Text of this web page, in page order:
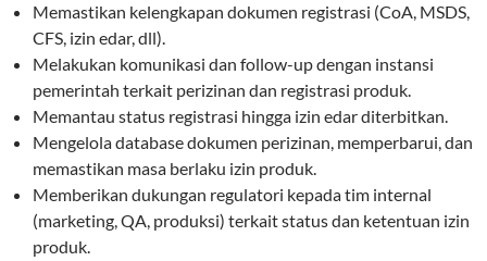
Memastikan kelengkapan dokumen registrasi (CoA, MSDS,
CFS, izin edar, dll).
Melakukan komunikasi dan follow-up dengan instansi
pemerintah terkait perizinan dan registrasi produk.
Memantau status registrasi hingga izin edar diterbitkan.
Mengelola database dokumen perizinan, memperbarui, dan
memastikan masa berlaku izin produk.
Memberikan dukungan regulatori kepada tim internal
(marketing, QA, produksi) terkait status dan ketentuan izin
produk.